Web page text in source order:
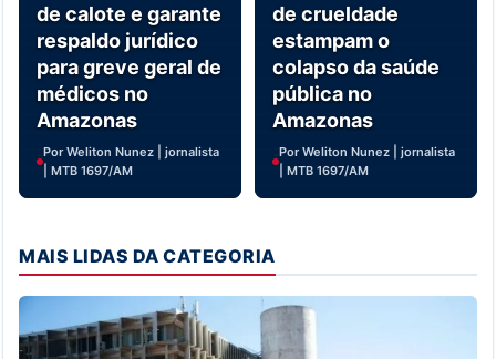
de calote e garante
respaldo jurídico
para greve geral de
médicos no
Amazonas
Por Weliton Nunez | jornalista
| MTB 1697/AM
de crueldade
estampam o
colapso da saúde
pública no
Amazonas
Por Weliton Nunez | jornalista
| MTB 1697/AM
MAIS LIDAS DA CATEGORIA